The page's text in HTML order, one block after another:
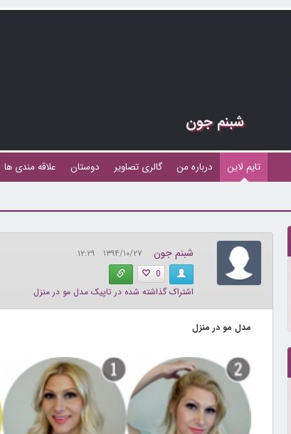
شبنم جون
تایم لاین درباره من گالری تصاویر دوستان علاقه مندی ها
شبنم جون
۱۳۹۴/۱۰/۲۷ ۱۲:۲۹
0
اشتراک گذاشته شده در تاپیک مدل مو در منزل
مدل مو در منزل